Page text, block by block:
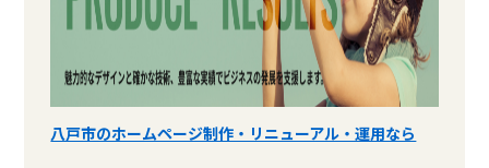
八戸市のホームページ制作・リニューアル・運用なら